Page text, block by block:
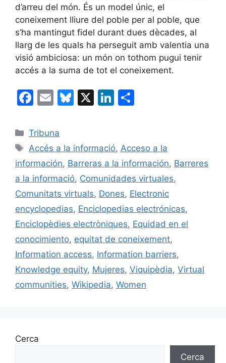
d’arreu del món. És un model únic, el
coneixement lliure del poble per al poble, que
s’ha mantingut fidel durant dues dècades, al
llarg de les quals ha perseguit amb valentia una
visió ambiciosa: un món on tothom pugui tenir
accés a la suma de tot el coneixement.
F
c
e
b
o
o
k
E
ai
l
Bl
s
k
y
X
Li
e
dI
n
p
ar
te
ix
Categories
Tribuna
Etiquetes
Accés a la informació,Acceso a la
información, Barreras a la información, Barreres
a la informació, Comunidades virtuales,
Comunitats virtuals, Dones, Electronic
encyclopedias, Enciclopedias electrónicas,
Enciclopèdies electròniques, Equidad en el
conocimiento, equitat de coneixement,
Information access, Information barriers,
Knowledge equity, Mujeres, Viquipèdia, Virtual
communities, Wikipedia, Women
Cerca
Cerca